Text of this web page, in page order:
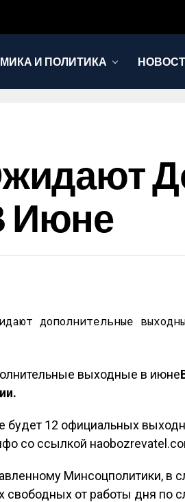
И ПОЛИТИКА
Июне
будет 12 официальных
со ссылкой
Минсоцполитики,
свободных от работы дня по